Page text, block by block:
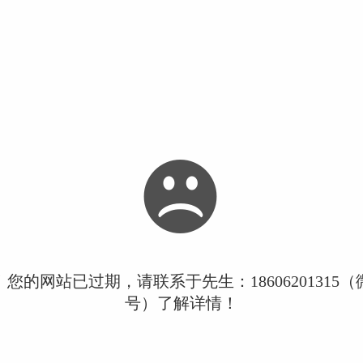
您的网站已过期，请联系于先生：18606201315（
号）了解详情！